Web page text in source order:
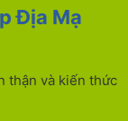
Địa Mạ
thận và kiến thức